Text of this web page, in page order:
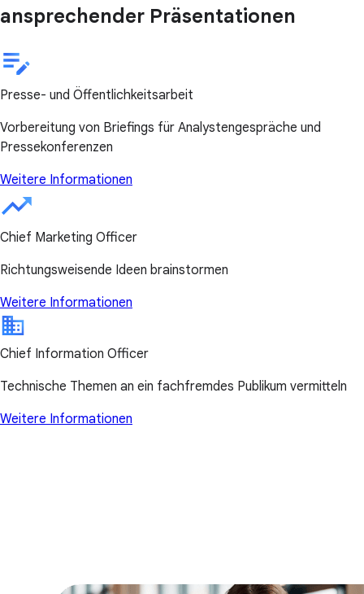
ansprechender Präsentationen
Presse- und Öffentlichkeitsarbeit
Vorbereitung von Briefings für Analystengespräche und
Pressekonferenzen
Weitere Informationen
Chief Marketing Officer
Richtungsweisende Ideen brainstormen
Weitere Informationen
Chief Information Officer
Technische Themen an ein fachfremdes Publikum vermitteln
Weitere Informationen